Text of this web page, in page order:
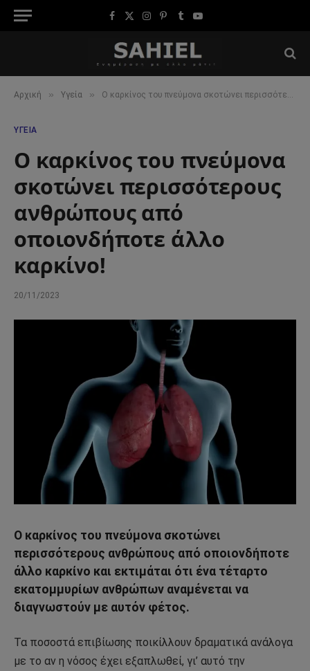
Facebook
X
Instagram
Pinterest
TumblrYouTube
Αρχική » Υγεία » Ο καρκίνος του πνεύμονα σκοτώνει περισσότερους ανθρώπους από οποιονδήποτε άλλο καρκίνο!
ΥΓΕΊΑ
Ο καρκίνος του πνεύμονα
σκοτώνει περισσότερους
ανθρώπους από
οποιονδήποτε άλλο
καρκίνο!
20/11/2023
Ο καρκίνος του πνεύμονα σκοτώνει
περισσότερους ανθρώπους από οποιονδήποτε
άλλο καρκίνο και εκτιμάται ότι ένα τέταρτο
εκατομμυρίων ανθρώπων αναμένεται να
διαγνωστούν με αυτόν φέτος.
Τα ποσοστά επιβίωσης ποικίλλουν δραματικά ανάλογα
με το αν η νόσος έχει εξαπλωθεί, γι’ αυτό την